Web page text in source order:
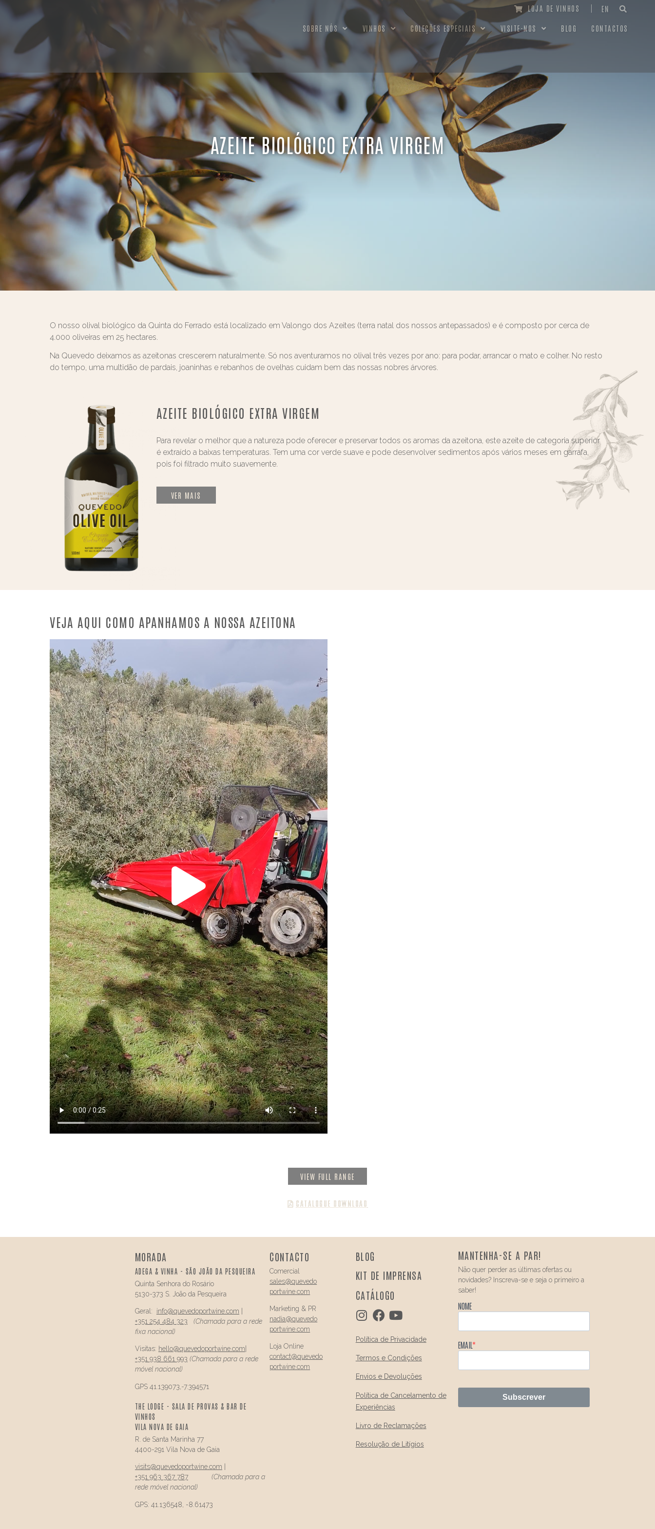
LOJA DE VINHOS EN
SOBRE NÓS VINHOS COLEÇÕES ESPECIAIS VISITE-NOS BLOG CONTACTOS
AZEITE BIOLÓGICO EXTRA VIRGEM
O nosso olival biológico da Quinta do Ferrado está localizado em Valongo dos Azeites (terra natal dos nossos antepassados) e é composto por cerca de
4.000 oliveiras em 25 hectares.
Na Quevedo deixamos as azeitonas crescerem naturalmente. Só nos aventuramos no olival três vezes por ano: para podar, arrancar o mato e colher. No resto
do tempo, uma multidão de pardais, joaninhas e rebanhos de ovelhas cuidam bem das nossas nobres árvores.
AZEITE BIOLÓGICO EXTRA VIRGEM
Para revelar o melhor que a natureza pode oferecer e preservar todos os aromas da azeitona, este azeite de categoria superior
é extraído a baixas temperaturas. Tem uma cor verde suave e pode desenvolver sedimentos após vários meses em garrafa,
pois foi filtrado muito suavemente.
VER MAIS
VEJA AQUI COMO APANHAMOS A NOSSA AZEITONA
VIEW FULL RANGE
CATALOGUE DOWNLOAD
MORADA
ADEGA & VINHA - SÃO JOÃO DA PESQUEIRA
Quinta Senhora do Rosário
5130-373 S. João da Pesqueira
Geral: info@quevedoportwine.com
+351 254 484 323
(Chamada para a rede
fixa nacional)
Visitas: hello@quevedoportwine.com
+351 938 661 993 (Chamada para a rede
móvel nacional)
GPS 41.139073,-7.394571
THE LODGE - SALA DE PROVAS & BAR DE
VINHOS
VILA NOVA DE GAIA
R. de Santa Marinha 77
4400-291 Vila Nova de Gaia
visits@quevedoportwine.com
+351 963 367 787
(Chamada para a
rede móvel nacional)
GPS: 41.136548, -8.61473
CONTACTO
Comercial
sales@quevedo
portwine.com
Marketing & PR
nadia@quevedo
portwine.com
Loja Online
contact@quevedo
portwine.com
BLOG
KIT DE IMPRENSA
CATÁLOGO
Política de Privacidade
Termos e Condições
Envios e Devoluções
Política de Cancelamento de
Experiências
Livro de Reclamações
Resolução de Litígios
MANTENHA-SE A PAR!
Não quer perder as últimas ofertas ou
novidades? Inscreva-se e seja o primeiro a
saber!
NOME
EMAIL
Subscrever